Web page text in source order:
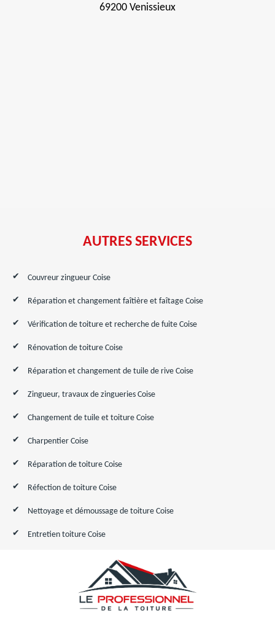
69200 Venissieux
AUTRES SERVICES
Couvreur zingueur Coise
Réparation et changement faîtière et faîtage Coise
Vérification de toiture et recherche de fuite Coise
Rénovation de toiture Coise
Réparation et changement de tuile de rive Coise
Zingueur, travaux de zingueries Coise
Changement de tuile et toiture Coise
Charpentier Coise
Réparation de toiture Coise
Réfection de toiture Coise
Nettoyage et démoussage de toiture Coise
Entretien toiture Coise